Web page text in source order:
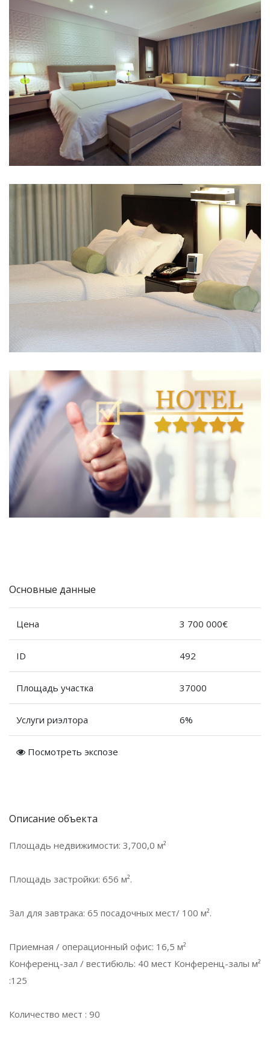
Основные данные
Цена 3 700 000€
ID 492
Площадь участка 37000
Услуги риэлтора 6%
Посмотреть экспозе
Описание объекта
Площадь недвижимости: 3,700,0 м²
Площадь застройки: 656 м².
Зал для завтрака: 65 посадочных мест/ 100 м².
Приемная / операционный офис: 16,5 м²
Конференц-зал / вестибюль: 40 мест Конференц-залы м²
:125
Количество мест : 90